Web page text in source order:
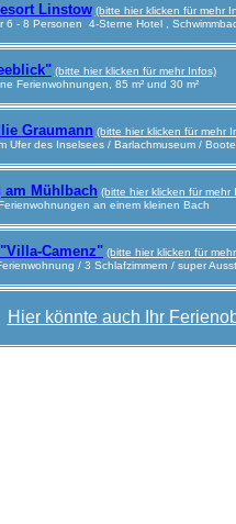
Linstow (bitte hier klicken für mehr
6 - 8 Personen 4-Sterne Hotel ,
(bitte hier klicken für mehr Infos)
Ferienwohnungen, 85 m² und 30 m²
Graumann (bitte hier klicken für mehr
Ufer des Inselsees / Barlachmuseum /
am Mühlbach (bitte hier klicken für mehr
an einem kleinen Bach
Camenz" (bitte hier klicken für
/ 3 Schlafzimmern / super
Hier könnte auch Ihr